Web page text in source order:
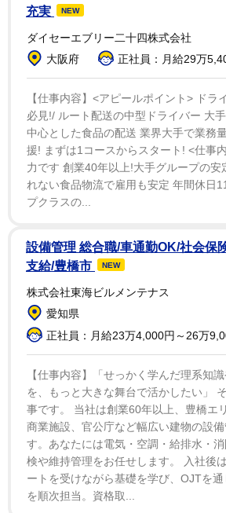
の動きではないです」「3人とも可
立ちすぎです」「めちゃくちゃ癒さ
ほか、印象的な大きめの黒ハート型
ケースにしか、目がいかん」といっ
れていた。
充実
NEW
ダイセーエブリー二十四株式会社
大阪府
正社員：月給29万
【仕事内容】<アピールポイント> ドラ
必見!/ ルート配送の中型ドライバー 大
中心とした食品の配送 業界大手で業務
援! まずは1コースからスタート! <仕事
力です 創業40年以上!大手グループの安
れない食品物流で雇用も安定 年間休日
プクラスの...
設備管理 総合職/車通勤OK/社会保
支給/豊橋市
NEW
株式会社東海ビルメンテナス
愛知県
正社員：月給23万4,000円～26万
【仕事内容】「せっかく学んだ理系知
を、もっと大きな舞台で活かしたい」
事です。 当社は創業60年以上、豊橋エ
商業施設、官公庁など幅広い建物の設
す。あなたには電気・空調・給排水・
検や維持管理をお任せします。 入社後
ートを受けながら基礎を学び、OJTを
を順次担当。資格取...